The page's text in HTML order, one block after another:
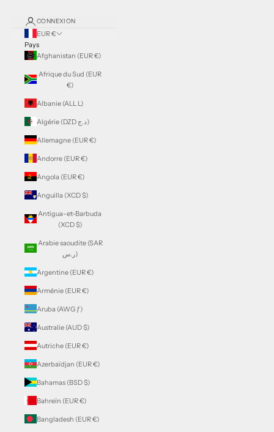
CONNEXION
EUR €
Pays
Afghanistan (EUR €)
Afrique du Sud (EUR
€)
Albanie (ALL L)
Algérie (DZD د.ج)
Allemagne (EUR €)
Andorre (EUR €)
Angola (EUR €)
Anguilla (XCD $)
Antigua-et-Barbuda
(XCD $)
Arabie saoudite (SAR
ر.س)
Argentine (EUR €)
Arménie (EUR €)
Aruba (AWG ƒ)
Australie (AUD $)
Autriche (EUR €)
Azerbaïdjan (EUR €)
Bahamas (BSD $)
Bahreïn (EUR €)
Bangladesh (EUR €)